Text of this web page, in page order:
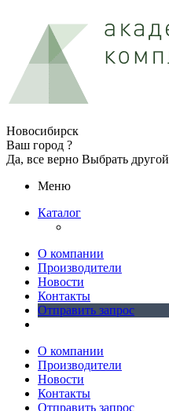
Новосибирск
Ваш город ?
Да, все верно Выбрать другой
Меню
Каталог
О компании
Производители
Новости
Контакты
Отправить запрос
О компании
Производители
Новости
Контакты
Отправить запрос